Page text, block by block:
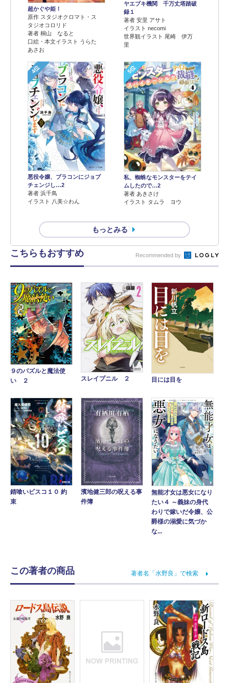
超かぐや姫！
原作 スタジオクロマト・ス
タジオコロリド
著者 桐山 なると
口絵・本文イラスト うらた
あさお
ヤエブキ機関 千万丈塔踏破
録１
著者 安里 アサト
イラスト necomi
世界観イラスト 尾崎 伊万
里
4位
悪役令嬢、ブラコンにジョブ
チェンジし…2
著者 浜千鳥
イラスト 八美☆わん
5位
私、蜘蛛なモンスターをテイ
ムしたので…2
著者 あきさけ
イラスト タムラ ヨウ
もっとみる
こちらもおすすめ Recommended by
９のパズルと魔法使
い ２
スレイプニル ２ 目には目を
錆喰いビスコ１０ 約
束
濱地健三郎の呪える事
件簿
無能才女は悪女になり
たい４ ～義妹の身代
わりで嫁いだ令嬢、公
爵様の溺愛に気づか
な...
この著者の商品 著者名「水野良」で検索